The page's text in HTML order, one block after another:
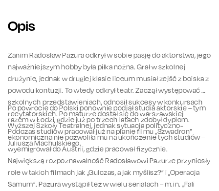
Opis
Zanim Radosław Pazura odkrył w sobie pasję do aktorstwa, jego
najważniejszym hobby była piłka nożna. Grał w szkolnej
drużynie, jednak w drugiej klasie liceum musiał zejść z boiska z
powodu kontuzji. To wtedy odkrył teatr. Zaczął występować w
szkolnych przedstawieniach, odnosił sukcesy w konkursach
recytatorskich. Po maturze dostał się do warszawskiej
Wyższej Szkoły Teatralnej, jednak sytuacja polityczno-
ekonomiczna nie pozwoliła mu na ukończenie tych studiów –
wyemigrował do Austrii, gdzie pracował fizycznie.
Po powrocie do Polski ponownie podjął studia aktorskie – tym
razem w Łodzi, gdzie już po trzech latach zdobył dyplom.
Podczas studiów pracował już na planie filmu „Szwadron”
Juliusza Machulskiego.
Największą rozpoznawalność Radosławowi Pazurze przyniosły
role w takich filmach jak „Gulczas, a jak myślisz?” i „Operacja
Samum”. Pazura wystąpił też w wielu serialach – m.in. „Fali